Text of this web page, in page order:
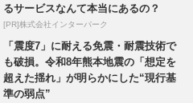
るサービスなんて本当にあるの？
[PR]株式会社インターパーク
「震度7」に耐える免震・耐震技術で
も破損。令和8年熊本地震の「想定を
超えた揺れ」が明らかにした“現行基
準の弱点”